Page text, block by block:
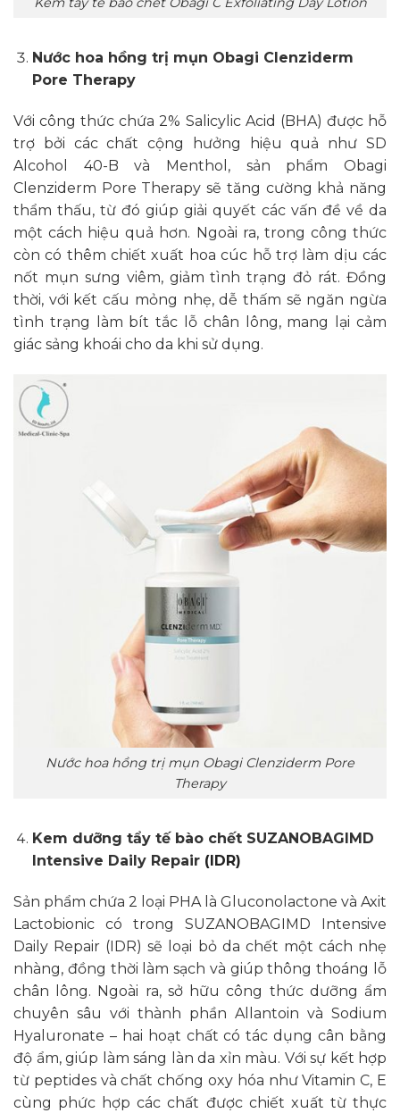
Nước hoa hồng trị mụn Obagi Clenziderm
Pore Therapy
Với công thức chứa 2% Salicylic Acid (BHA) được hỗ
trợ bởi các chất cộng hưởng hiệu quả như SD
Alcohol 40-B và Menthol, sản phẩm Obagi
Clenziderm Pore Therapy sẽ tăng cường khả năng
thẩm thấu, từ đó giúp giải quyết các vấn đề về da
một cách hiệu quả hơn. Ngoài ra, trong công thức
còn có thêm chiết xuất hoa cúc hỗ trợ làm dịu các
nốt mụn sưng viêm, giảm tình trạng đỏ rát. Đồng
thời, với kết cấu mỏng nhẹ, dễ thấm sẽ ngăn ngừa
tình trạng làm bít tắc lỗ chân lông, mang lại cảm
giác sảng khoái cho da khi sử dụng.
Nước hoa hồng trị mụn Obagi Clenziderm Pore
Therapy
Kem dưỡng tẩy tế bào chết SUZANOBAGIMD
Intensive Daily Repair(IDR)
Sản phẩm chứa 2 loại PHA là Gluconolactone và Axit
Lactobionic có trong SUZANOBAGIMD Intensive
Daily Repair (IDR) sẽ loại bỏ da chết một cách nhẹ
nhàng, đồng thời làm sạch và giúp thông thoáng lỗ
chân lông. Ngoài ra, sở hữu công thức dưỡng ẩm
chuyên sâu với thành phần Allantoin và Sodium
Hyaluronate – hai hoạt chất có tác dụng cân bằng
độ ẩm, giúp làm sáng làn da xỉn màu. Với sự kết hợp
từ peptides và chất chống oxy hóa như Vitamin C, E
cùng phức hợp các chất được chiết xuất từ thực